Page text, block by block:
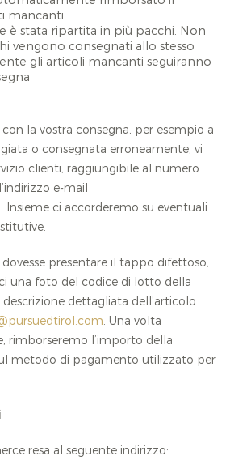
mancanti.
è stata ripartita in più pacchi. Non
vengono consegnati allo stesso
gli articoli mancanti seguiranno
la vostra consegna, per esempio a
o consegnata erroneamente, vi
clienti, raggiungibile al numero
e-mail
. Insieme ci accorderemo su eventuali
presentare il tappo difettoso,
una foto del codice di lotto della
dettagliata dell’articolo
. Una volta
rimborseremo l’importo della
metodo di pagamento utilizzato per
resa al seguente indirizzo: